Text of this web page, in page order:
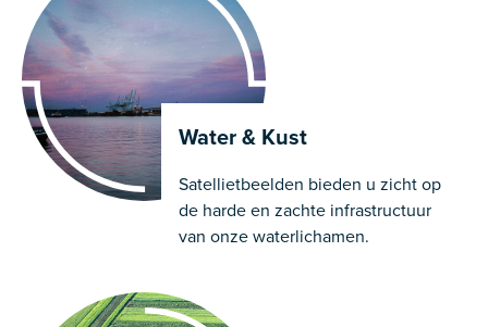
Water & Kust
Satellietbeelden bieden u zicht op
de harde en zachte infrastructuur
van onze waterlichamen.